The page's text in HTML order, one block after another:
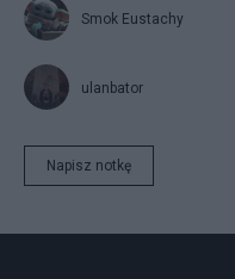
Smok Eustachy
ulanbator
Napisz notkę